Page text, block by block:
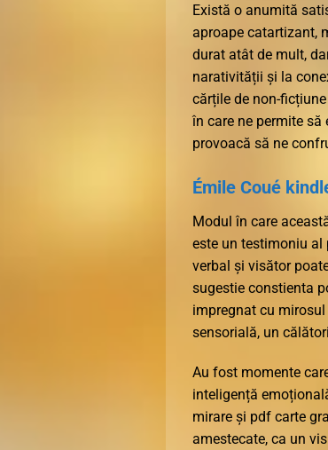
Există o anumită
aproape catartizant,
durat atât de mult,
narativității și la
cărțile de non-
în care ne permite
provoacă să ne
Émile Coué
Modul în care
este un testimoniu
verbal și visător
sugestie constienta
impregnat cu
sensorială, un
Au fost momente
inteligență
mirare și pdf carte
amestecate, ca un